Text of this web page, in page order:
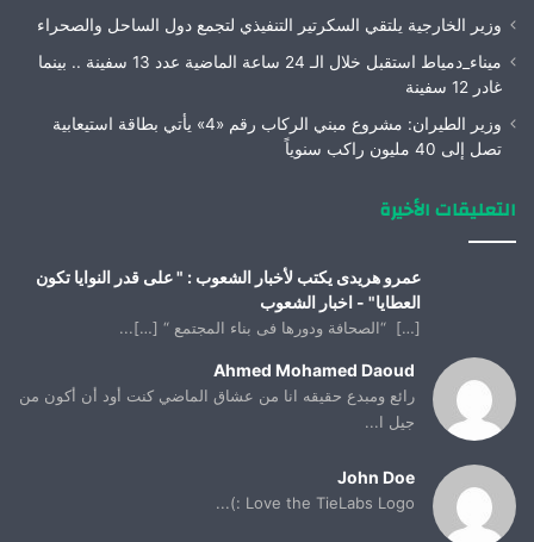
وزير الخارجية يلتقي السكرتير التنفيذي لتجمع دول الساحل والصحراء
ميناء_دمياط استقبل خلال الـ 24 ساعة الماضية عدد 13 سفينة .. بينما
غادر 12 سفينة
وزير الطيران: مشروع مبني الركاب رقم «4» يأتي بطاقة استيعابية
تصل إلى 40 مليون راكب سنوياً
التعليقات الأخيرة
عمرو هريدى يكتب لأخبار الشعوب : " على قدر النوايا تكون
العطايا" - اخبار الشعوب
[…] “الصحافة ودورها فى بناء المجتمع “ […]...
Ahmed Mohamed Daoud
رائع ومبدع حقيقه انا من عشاق الماضي كنت أود أن أكون من
جيل ا...
John Doe
Love the TieLabs Logo :)...